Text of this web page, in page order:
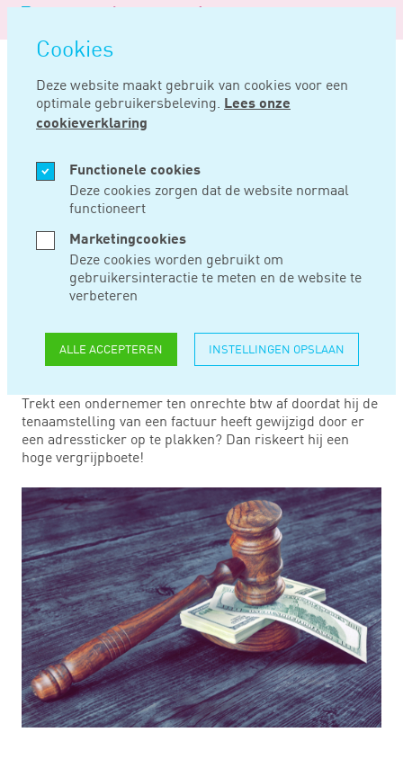
overslaan
Cookies
Deze website maakt gebruik van cookies voor een
optimale gebruikersbeleving. Lees onze
cookieverklaring
Functionele cookies
Deze cookies zorgen dat de website normaal
functioneert
Marketingcookies
Deze cookies worden gebruikt om
gebruikersinteractie te meten en de website te
verbeteren
ALLE ACCEPTEREN INSTELLINGEN OPSLAAN
Logo
Noord
Negentig
Home Nieuws
SEP 26, 2023
BOETE VOOR
WIJZIGEN
TENAAMSTELLING
MET ADRESSTICKER
Trekt een ondernemer ten onrechte btw af doordat hij de
tenaamstelling van een factuur heeft gewijzigd door er
een adressticker op te plakken? Dan riskeert hij een
hoge vergrijpboete!